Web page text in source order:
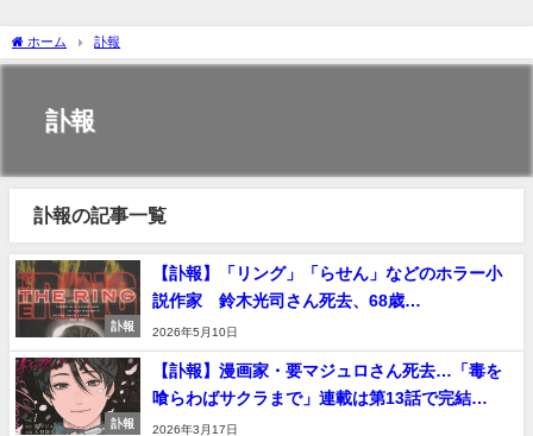
ホーム 訃報
訃報
訃報の記事一覧
訃報
【訃報】「リング」「らせん」などのホラー小
説作家 鈴木光司さん死去、68歳…
2026年5月10日
訃報
【訃報】漫画家・要マジュロさん死去…「毒を
喰らわばサクラまで」連載は第13話で完結…
2026年3月17日